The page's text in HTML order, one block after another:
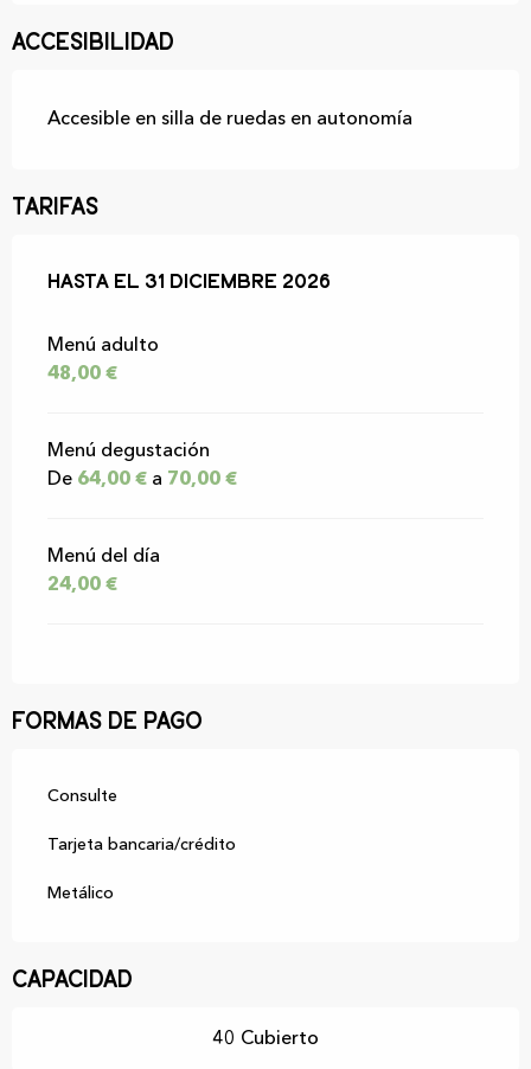
Accesibilidad
Accesible en silla de ruedas en autonomía
Tarifas
Desde 1 mayo 2026hasta31 diciembre 2026
Hasta el 31 diciembre 2026
Menú adulto
48,00 €
Menú degustación
De 64,00 € a 70,00 €
Menú del día
24,00 €
Formas de pago
Consulte
Tarjeta bancaria/crédito
Metálico
Capacidad
40 Cubierto